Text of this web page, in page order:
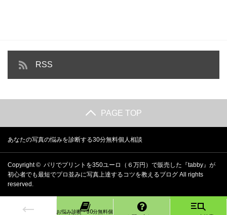
RSS
PAGE TOP
あなたの写真の悩みを診断する30分無料個人相談
Copyright © パリでプリントを350ユーロ（６万円）で販売した『tabby』が
初心者でも最短でプロ並みに写真上達するコツを教えるブログ All rights
reserved.